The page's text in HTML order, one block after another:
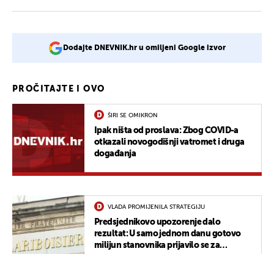
Dodajte DNEVNIK.hr u omiljeni Google izvor
PROČITAJTE I OVO
ŠIRI SE OMIKRON
Ipak ništa od proslava: Zbog COVID-a
otkazali novogodišnji vatromet i druga
događanja
VLADA PROMIJENILA STRATEGIJU
Predsjednikovo upozorenje dalo
rezultat: U samo jednom danu gotovo
milijun stanovnika prijavilo se za